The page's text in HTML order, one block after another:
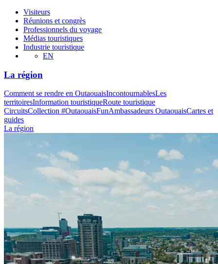
Visiteurs
Réunions et congrès
Professionnels du voyage
Médias touristiques
Industrie touristique
EN
La région
Comment se rendre en OutaouaisIncontournablesLes
territoiresInformation touristiqueRoute touristique
CircuitsCollection #OutaouaisFunAmbassadeurs OutaouaisCartes et
guides
La région